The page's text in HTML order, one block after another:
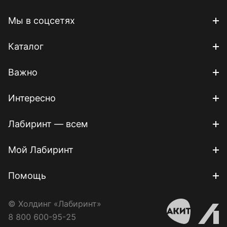
Мы в соцсетях
Каталог
Важно
Интересно
Лабиринт — всем
Мой Лабиринт
Помощь
© Холдинг «Лабиринт»
8 800 600-95-25